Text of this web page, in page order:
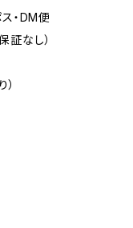
・DM便
証なし）